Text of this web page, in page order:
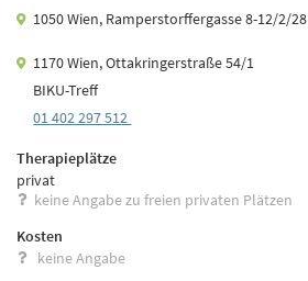
1050 Wien, Ramperstorffergasse 8-12/2/28
1170 Wien, Ottakringerstraße 54/1
BIKU-Treff
01 402 297 512
Therapieplätze
privat
keine Angabe zu freien privaten Plätzen
Kosten
keine Angabe